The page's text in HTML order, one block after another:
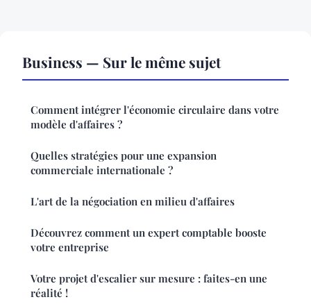
Business — Sur le même sujet
Comment intégrer l'économie circulaire dans votre
modèle d'affaires ?
Quelles stratégies pour une expansion
commerciale internationale ?
L'art de la négociation en milieu d'affaires
Découvrez comment un expert comptable booste
votre entreprise
Votre projet d'escalier sur mesure : faites-en une
réalité !